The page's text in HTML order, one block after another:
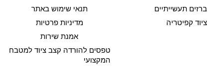
ברזים תעשייתיים
ציוד קפיטריה
תנאי שימוש באתר
מדיניות פרטיות
אמנת שירות
טפסים להורדה קצב ציוד למטבח
המקצועי